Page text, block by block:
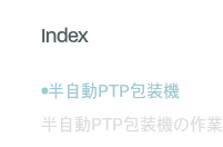
Index
半自動PTP包装機
半自動PTP包装機の作業